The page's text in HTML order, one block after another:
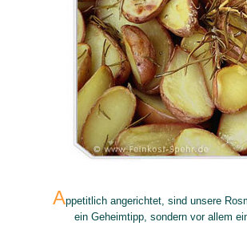
Appetitlich angerichtet, sind unsere
ein Geheimtipp, sondern vor allem